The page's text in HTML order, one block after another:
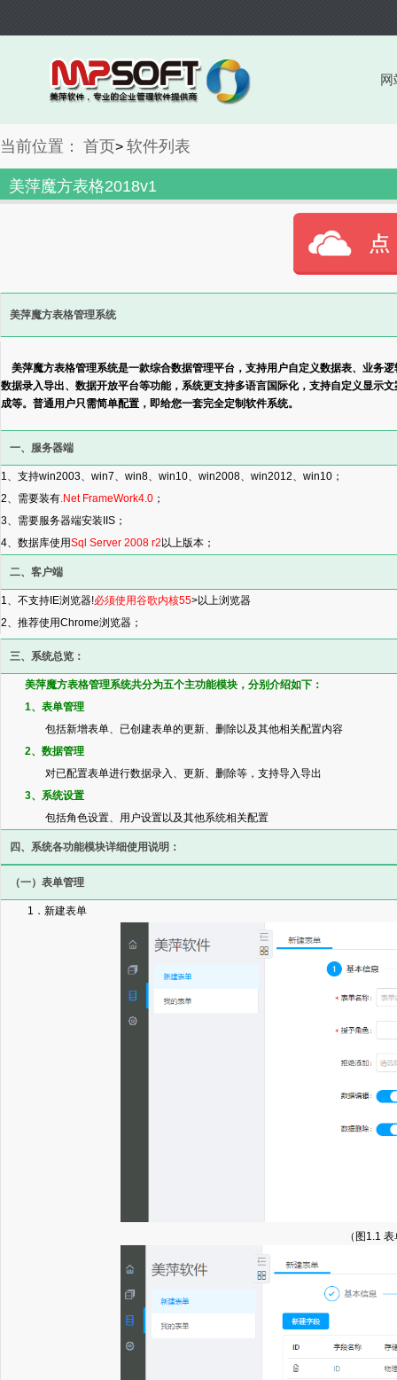
网
当前位置： 首页> 软件列表
美萍魔方表格2018v1
美萍魔方表格管理系统
美萍魔方表格管理系统是一款综合数据管理平台，支持用户自定义数据表、业务
数据录入导出、数据开放平台等功能，系统更支持多语言国际化，支持自定义显示
成等。普通用户只需简单配置，即给您一套完全定制软件系统。
一、服务器端
1、支持win2003、win7、win8、win10、win2008、win2012、win10；
2、需要装有.Net FrameWork4.0 ；
3、需要服务器端安装IIS；
4、数据库使用Sql Server 2008 r2 以上版本；
二、客户端
1、不支持IE浏览器!必须使用谷歌内核55>以上浏览器
2、推荐使用Chrome浏览器；
三、系统总览：
美萍魔方表格管理系统共分为五个主功能模块，分别介绍如下：
1、表单管理
包括新增表单、已创建表单的更新、删除以及其他相关配置内容
2、数据管理
对已配置表单进行数据录入、更新、删除等，支持导入导出
3、系统设置
包括角色设置、用户设置以及其他系统相关配置
四、系统各功能模块详细使用说明：
（一）表单管理
1．新建表单
（图1.1